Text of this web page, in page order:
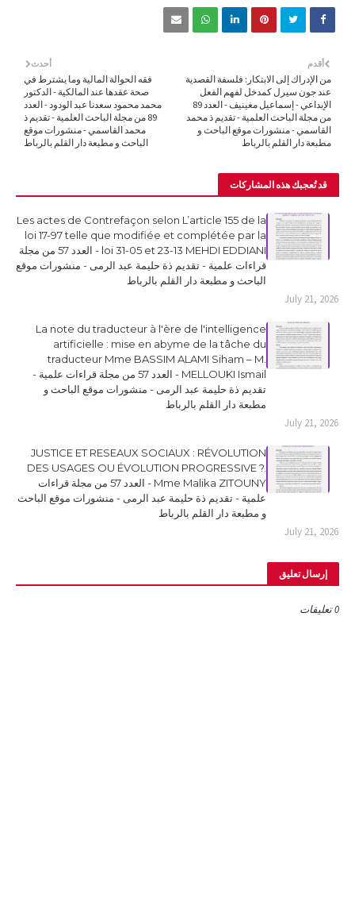
أحدث
فقه الحوالة المالية وما يشترط في
صحة عقدها عند المالكية - الدكتور
محمد محمود سعدنا عبد الودود - العدد
89 من مجلة الباحث العلمية - تقديم ذ
محمد القاسمي - منشورات موقع
الباحث و مطبعة دار القلم بالرباط
أقدم
من الإدراك إلى الابتكار: فلسفة القصدية
عند جون سيرل كمدخل لفهم الفعل
الإبداعي - إسماعيل مغينيف - العدد 89
من مجلة الباحث العلمية - تقديم ذ محمد
القاسمي - منشورات موقع الباحث و
مطبعة دار القلم بالرباط
قد تُعجبك هذه المشاركات
Les actes de Contrefaçon selon L’article 155 de la
loi 17-97 telle que modifiée et complétée par la
loi 31-05 et 23-13 MEHDI EDDIANI - العدد 57 من مجلة
قراءات علمية - تقديم ذة حليمة عبد الرمى - منشورات موقع
الباحث و مطبعة دار القلم بالرباط
July 21, 2026
La note du traducteur à l'ère de l'intelligence
artificielle : mise en abyme de la tâche du
traducteur Mme BASSIM ALAMI Siham – M.
MELLOUKI Ismail - العدد 57 من مجلة قراءات علمية -
تقديم ذة حليمة عبد الرمى - منشورات موقع الباحث و
مطبعة دار القلم بالرباط
July 21, 2026
JUSTICE ET RESEAUX SOCIAUX : RÉVOLUTION
DES USAGES OU ÉVOLUTION PROGRESSIVE ?.
Mme Malika ZITOUNY - العدد 57 من مجلة قراءات
علمية - تقديم ذة حليمة عبد الرمى - منشورات موقع الباحث
و مطبعة دار القلم بالرباط
July 21, 2026
إرسال تعليق
0 تعليقات